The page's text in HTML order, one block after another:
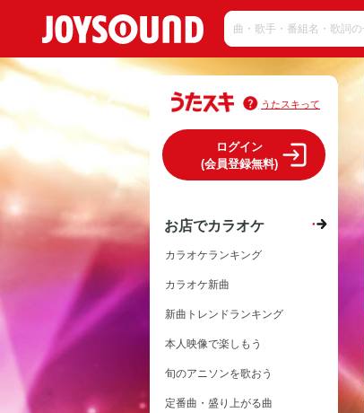
うたスキって
ログイン
(会員登録無料)
お店でカラオケ
カラオケランキング
カラオケ新曲
新曲トレンドランキング
本人映像で楽しもう
旬のアニソンを歌おう
定番曲・盛り上がる曲